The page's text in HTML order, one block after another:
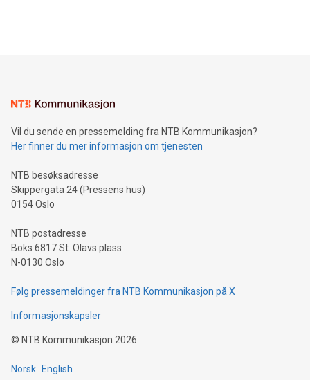
Vil du sende en pressemelding fra NTB Kommunikasjon?
Her finner du mer informasjon om tjenesten
NTB besøksadresse
Skippergata 24 (Pressens hus)
0154 Oslo
NTB postadresse
Boks 6817 St. Olavs plass
N-0130 Oslo
Følg pressemeldinger fra NTB Kommunikasjon på X
Informasjonskapsler
© NTB Kommunikasjon 2026
Norsk English